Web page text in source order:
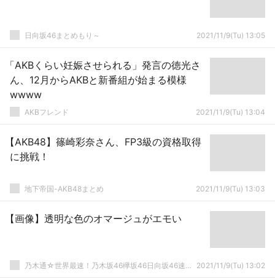
日向坂46まとめもり～ 2021/11/9(Tu) 13:05
「AKBくらい妊娠させられる」発言の徳光さ
ん、12月からAKBと新番組が始まる模様
wwww
AKBフレンド 2021/11/9(Tu) 13:04
【AKB48】篠崎彩奈さん、FP3級の資格取得
に挑戦！
地下帝国-AKB48まとめ 2021/11/9(Tu) 13:03
【画像】透明な色のオマージュがエモい
乃木通☆世界最速！乃木坂46欅坂46日向坂46速報まとめ 2021/11/9(Tu) 13:02